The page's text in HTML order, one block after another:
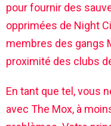
pour fournir des
opprimées de Night
membres des gangs
proximité des clubs
En tant que tel, vous
avec The Mox, à